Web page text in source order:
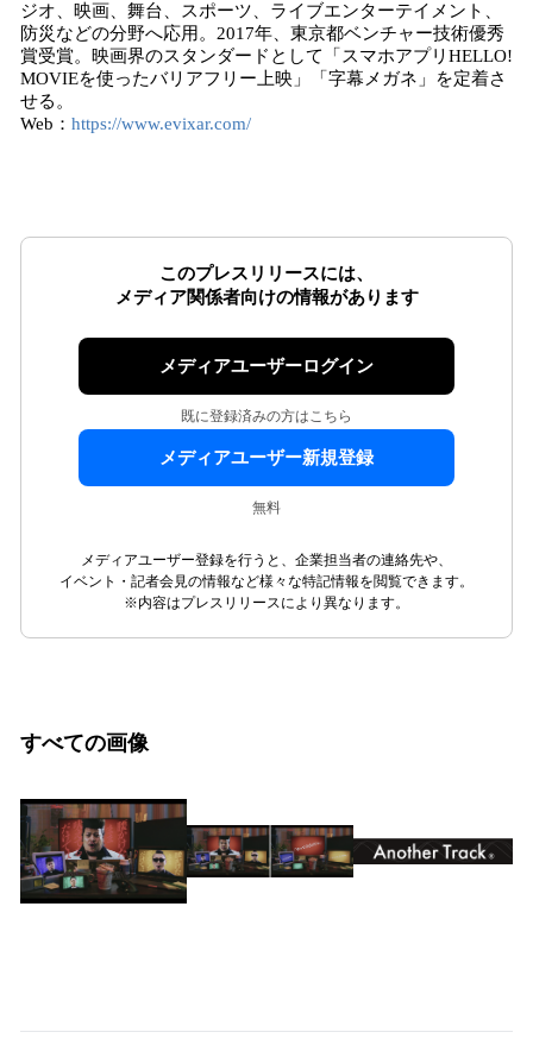
ジオ、映画、舞台、スポーツ、ライブエンターテイメント、
防災などの分野へ応用。2017年、東京都ベンチャー技術優秀
賞受賞。映画界のスタンダードとして「スマホアプリHELLO!
MOVIEを使ったバリアフリー上映」「字幕メガネ」を定着さ
せる。
Web： https://www.evixar.com/
このプレスリリースには、
メディア関係者向けの情報があります
メディアユーザーログイン
既に登録済みの方はこちら
メディアユーザー新規登録
無料
メディアユーザー登録を行うと、企業担当者の連絡先や、
イベント・記者会見の情報など様々な特記情報を閲覧できます。
※内容はプレスリリースにより異なります。
すべての画像